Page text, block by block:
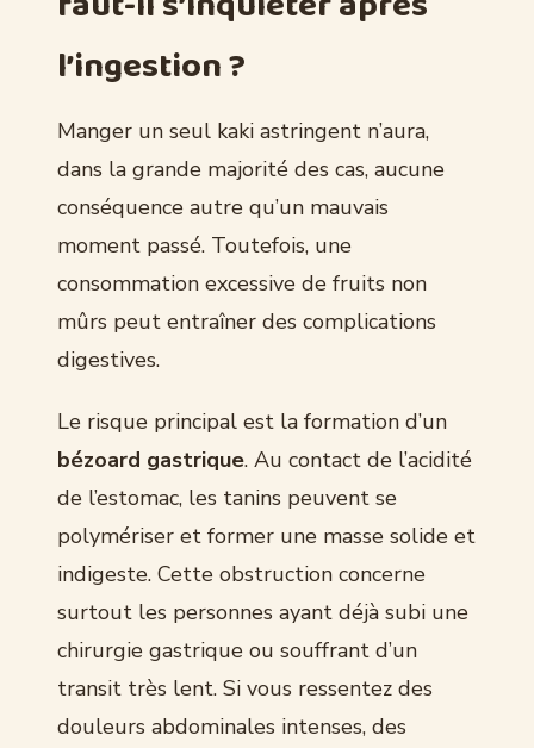
l’ingestion ?
Manger un seul kaki astringent n’aura,
dans la grande majorité des cas, aucune
conséquence autre qu’un mauvais
moment passé. Toutefois, une
consommation excessive de fruits non
mûrs peut entraîner des complications
digestives.
Le risque principal est la formation d’un
bézoard gastrique. Au contact de l’acidité
de l’estomac, les tanins peuvent se
polymériser et former une masse solide et
indigeste. Cette obstruction concerne
surtout les personnes ayant déjà subi une
chirurgie gastrique ou souffrant d’un
transit très lent. Si vous ressentez des
douleurs abdominales intenses, des